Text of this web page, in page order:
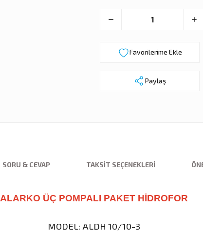
Paylaş
SORU & CEVAP TAKSIT SEÇENEKLERI
ALARKO ÜÇ POMPALI PAKET HİDROFOR
MODEL: ALDH 10/10-3